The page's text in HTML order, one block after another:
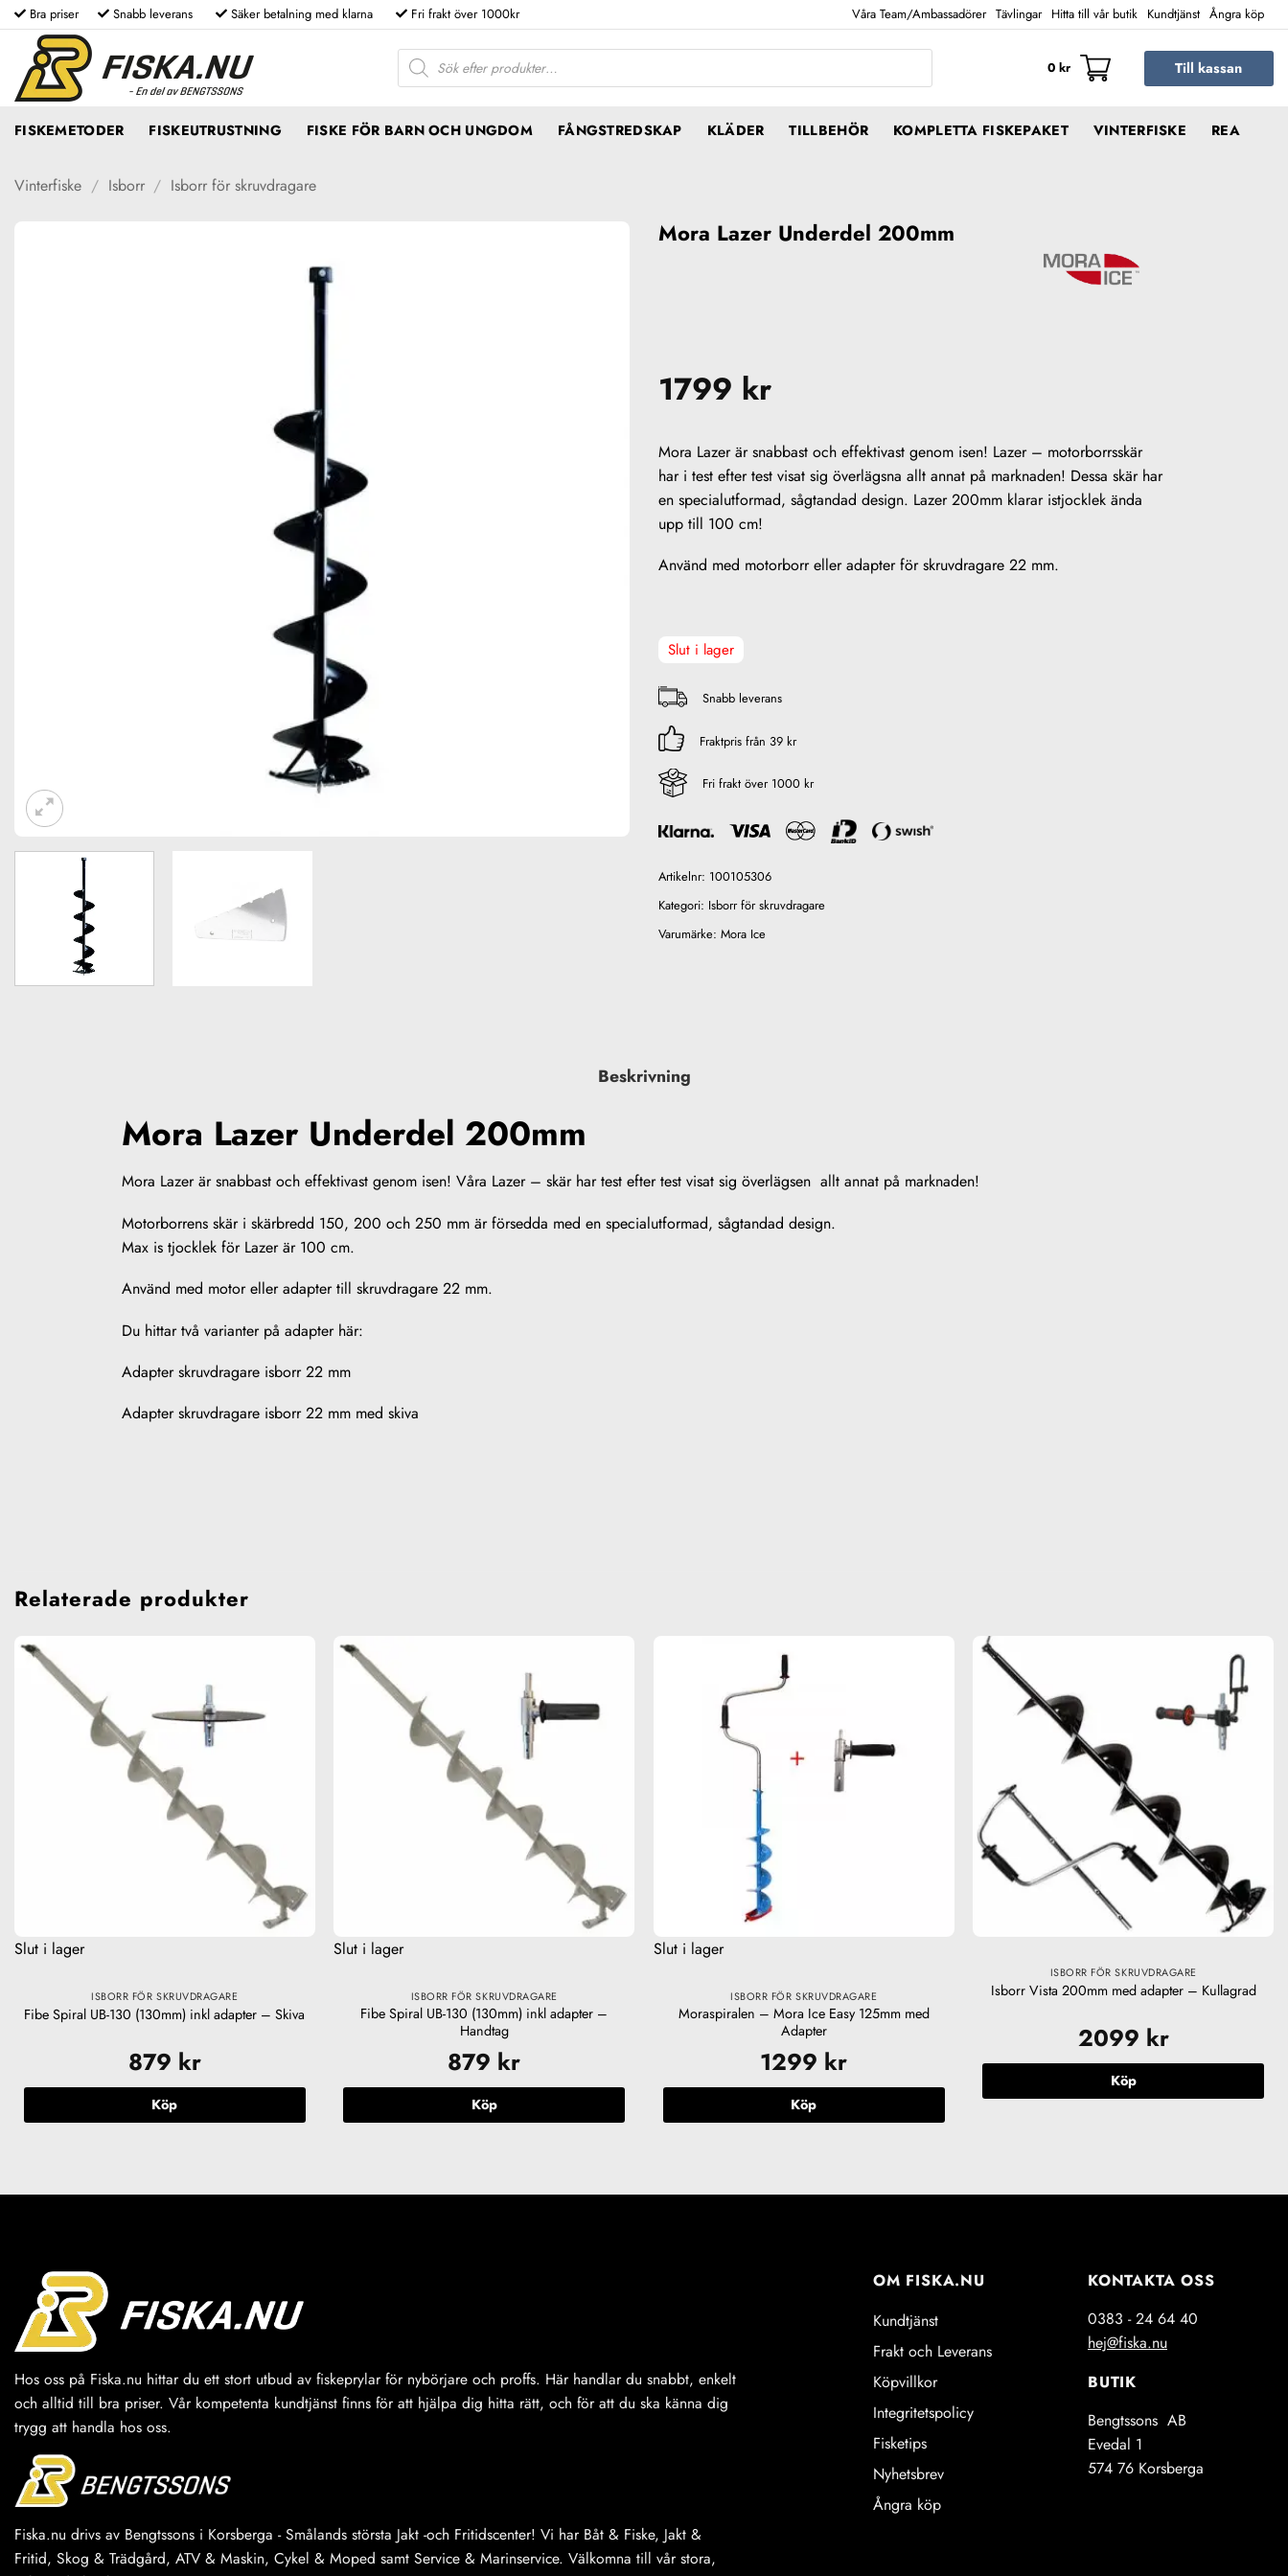
Skip
to
content
Bra priser Snabb leverans Säker betalning med klarna Fri frakt över 1000kr Våra Team/Ambassadörer Tävlingar Hitta till vår butik Kundtjänst Ångra köp
Produktsökning
0 kr Till kassan
FISKEMETODER FISKEUTRUSTNING FISKE FÖR BARN OCH UNGDOM FÅNGSTREDSKAP KLÄDER TILLBEHÖR KOMPLETTA FISKEPAKET VINTERFISKE REA
Vinterfiske / Isborr / Isborr för skruvdragare
Mora Lazer Underdel 200mm
1799 kr
Mora Lazer är snabbast och effektivast genom isen! Lazer – motorborrsskär
har i test efter test visat sig överlägsna allt annat på marknaden! Dessa skär har
en specialutformad, sågtandad design. Lazer 200mm klarar istjocklek ända
upp till 100 cm!
Använd med motorborr eller adapter för skruvdragare 22 mm.
Slut i lager
Snabb leverans
Fraktpris från 39 kr
Fri frakt över 1000 kr
Artikelnr: 100105306
Kategori: Isborr för skruvdragare
Varumärke: Mora Ice
Beskrivning
Mora Lazer Underdel 200mm
Mora Lazer är snabbast och effektivast genom isen! Våra Lazer – skär har test efter test visat sig överlägsen allt annat på marknaden!
Motorborrens skär i skärbredd 150, 200 och 250 mm är försedda med en specialutformad, sågtandad design.
Max is tjocklek för Lazer är 100 cm.
Använd med motor eller adapter till skruvdragare 22 mm.
Du hittar två varianter på adapter här:
Adapter skruvdragare isborr 22 mm
Adapter skruvdragare isborr 22 mm med skiva
Relaterade produkter
Slut i lager
ISBORR FÖR SKRUVDRAGARE
Fibe Spiral UB-130 (130mm) inkl adapter – Skiva
879 kr
Köp
Slut i lager
ISBORR FÖR SKRUVDRAGARE
Fibe Spiral UB-130 (130mm) inkl adapter –
Handtag
879 kr
Köp
Slut i lager
ISBORR FÖR SKRUVDRAGARE
Moraspiralen – Mora Ice Easy 125mm med
Adapter
1299 kr
Köp
ISBORR FÖR SKRUVDRAGARE
Isborr Vista 200mm med adapter – Kullagrad
2099 kr
Köp
Hos oss på Fiska.nu hittar du ett stort utbud av fiskeprylar för nybörjare och proffs. Här handlar du snabbt, enkelt
och alltid till bra priser. Vår kompetenta kundtjänst finns för att hjälpa dig hitta rätt, och för att du ska känna dig
trygg att handla hos oss.
Fiska.nu drivs av Bengtssons i Korsberga - Smålands största Jakt -och Fritidscenter! Vi har Båt & Fiske, Jakt &
Fritid, Skog & Trädgård, ATV & Maskin, Cykel & Moped samt Service & Marinservice. Välkomna till vår stora,
OM FISKA.NU
Kundtjänst
Frakt och Leverans
Köpvillkor
Integritetspolicy
Fisketips
Nyhetsbrev
Ångra köp
KONTAKTA OSS
0383 - 24 64 40
hej@fiska.nu
BUTIK
Bengtssons AB
Evedal 1
574 76 Korsberga